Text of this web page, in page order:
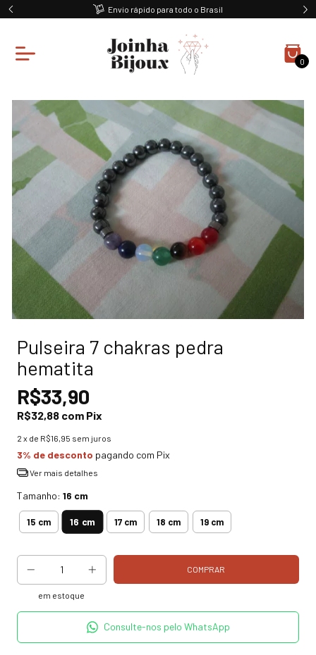
Envio rápido para todo o Brasil
0
Pulseira 7 chakras pedra
hematita
R$33,90
R$32,88 com Pix
2 x de R$16,95 sem juros
3% de desconto pagando com Pix
Ver mais detalhes
Tamanho: 16 cm
15 cm 16 cm 17 cm 18 cm 19 cm
em estoque
Consulte-nos pelo WhatsApp